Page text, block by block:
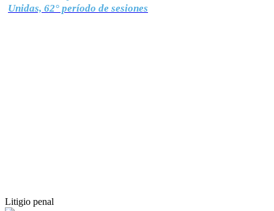
Unidas, 62° período de sesiones
Litigio penal